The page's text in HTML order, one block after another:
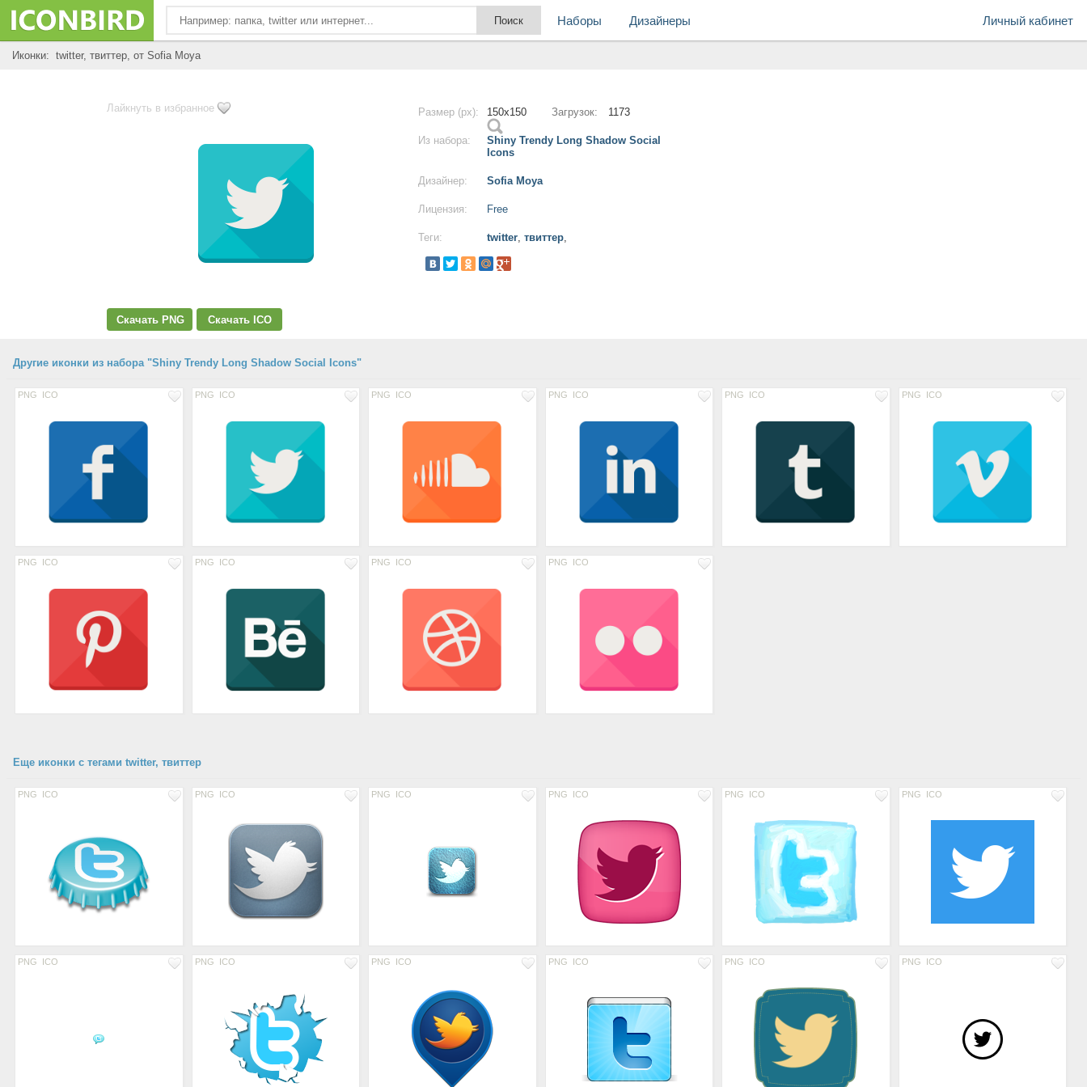
Личный кабинет
Наборы Дизайнеры
Иконки: twitter, твиттер, от Sofia Moya
Лайкнуть в избранное
Скачать PNG Скачать ICO
Размер (px): 150x150 Загрузок: 1173
Из набора:
Shiny Trendy Long Shadow Social
Icons
Дизайнер: Sofia Moya
Лицензия: Free
Теги: twitter, твиттер,
Другие иконки из набора "Shiny Trendy Long Shadow Social Icons"
PNG ICO PNG ICO PNG ICO PNG ICO PNG ICO PNG ICO
PNG ICO PNG ICO PNG ICO PNG ICO
Еще иконки с тегами twitter, твиттер
PNG ICO PNG ICO PNG ICO PNG ICO PNG ICO PNG ICO
PNG ICO PNG ICO PNG ICO PNG ICO PNG ICO PNG ICO